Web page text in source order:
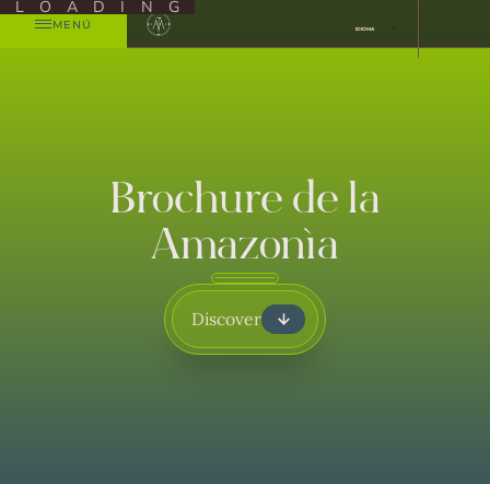
LOADING
MENÚ IDIOMA
Brochure de la
Amazonía
Discover